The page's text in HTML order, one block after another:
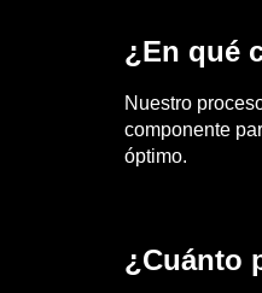
¿En qué
Nuestro
componente
óptimo.
¿Cuánto